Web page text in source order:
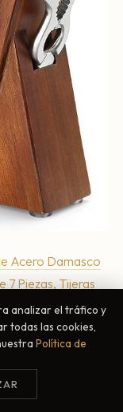
Acero Damasco
7 Piezas, Tijeras
Profesional para
de
analizar el tráfico y
todas las cookies,
Política de